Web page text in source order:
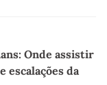
Onde assistir
escalações da